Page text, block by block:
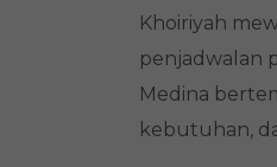
Khoiriyah
penjadwalan
Medina
kebutuhan,